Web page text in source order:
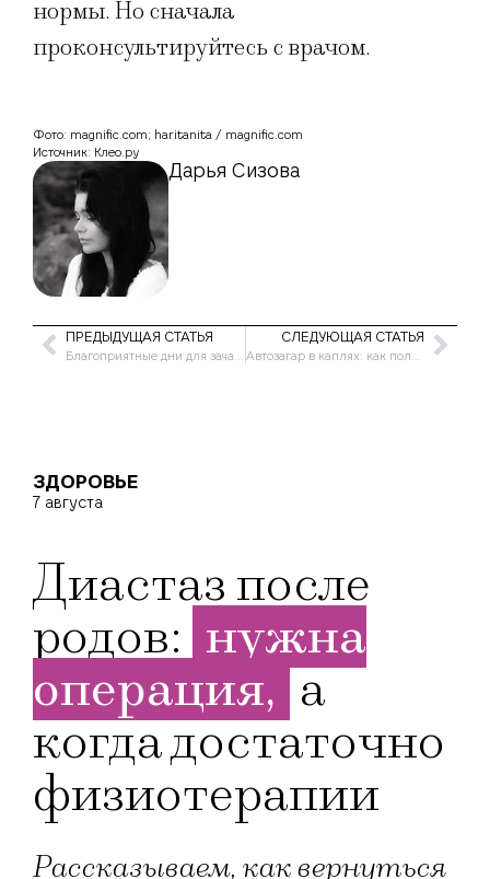
нормы. Но сначала
проконсультируйтесь с врачом.
Дарья Сизова
Фото: magnific.com; haritanita / magnific.com
Источник: Клео.ру
ПРЕДЫДУЩАЯ СТАТЬЯ СЛЕДУЮЩАЯ СТАТЬЯ
ЗДОРОВЬЕ
7 августа
Диастаз после
родов: нужна
операция, а
когда достаточно
физиотерапии
Рассказываем, как вернуться